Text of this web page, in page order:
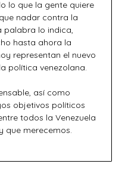
lo que la gente quiere
nadar contra la
palabra lo indica,
hasta ahora la
representan el nuevo
política venezolana.
así como
objetivos políticos
todos la Venezuela
que merecemos.